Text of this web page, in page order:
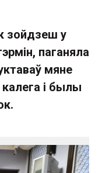
зойдзеш у
паганяла
мяне
і былы